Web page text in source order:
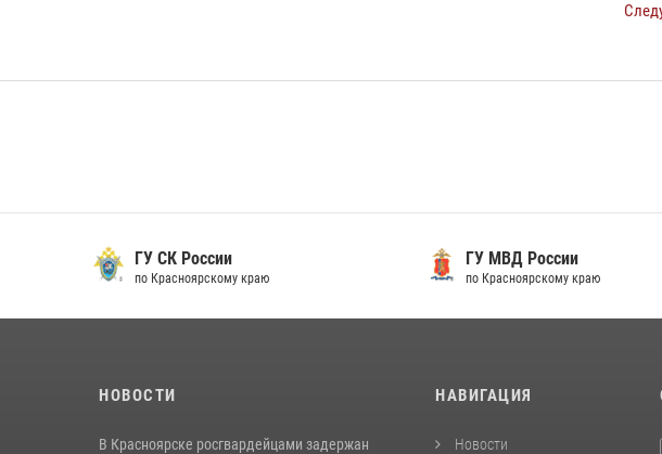
ГУ СК России
по Красноярскому краю
ГУ МВД России
по Красноярскому краю
НОВОСТИ
В Красноярске росгвардейцами задержан
НАВИГАЦИЯ
Новости